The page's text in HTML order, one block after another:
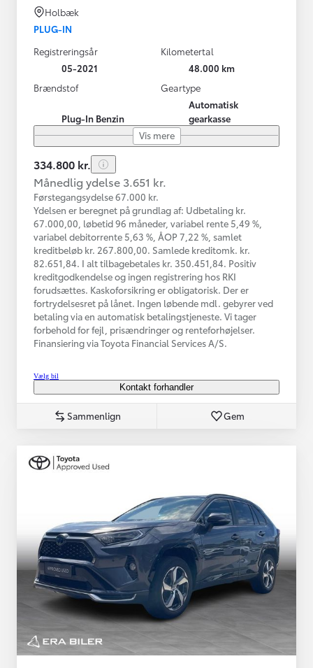
Holbæk
PLUG-IN
Registreringsår
05-2021
Kilometertal
48.000 km
Brændstof
Plug-In Benzin
Geartype
Automatisk
gearkasse
Vis mere
334.800 kr.
Månedlig ydelse 3.651 kr.
Førstegangsydelse 67.000 kr.
Ydelsen er beregnet på grundlag af: Udbetaling kr.
67.000,00, løbetid 96 måneder, variabel rente 5,49 %,
variabel debitorrente 5,63 %, ÅOP 7,22 %, samlet
kreditbeløb kr. 267.800,00. Samlede kreditomk. kr.
82.651,84. I alt tilbagebetales kr. 350.451,84. Positiv
kreditgodkendelse og ingen registrering hos RKI
forudsættes. Kaskoforsikring er obligatorisk. Der er
fortrydelsesret på lånet. Ingen løbende mdl. gebyrer ved
betaling via en automatisk betalingstjeneste. Vi tager
forbehold for fejl, prisændringer og renteforhøjelser.
Finansiering via Toyota Financial Services A/S.
Vælg bil
Kontakt forhandler
Sammenlign Gem